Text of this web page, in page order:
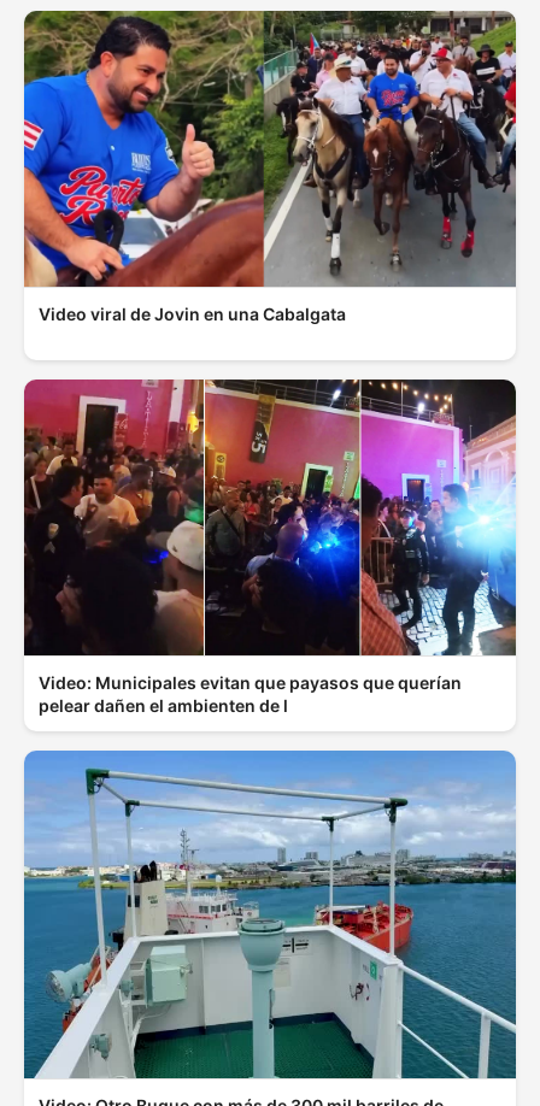
Video viral de Jovin en una Cabalgata
Video: Municipales evitan que payasos que querían
pelear dañen el ambienten de l